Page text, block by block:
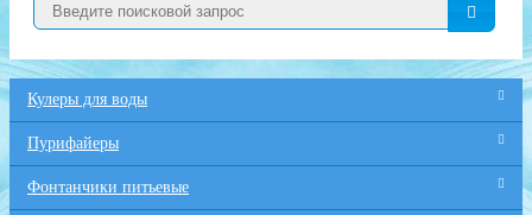
Кулеры для воды
Пурифайеры
Фонтанчики питьевые